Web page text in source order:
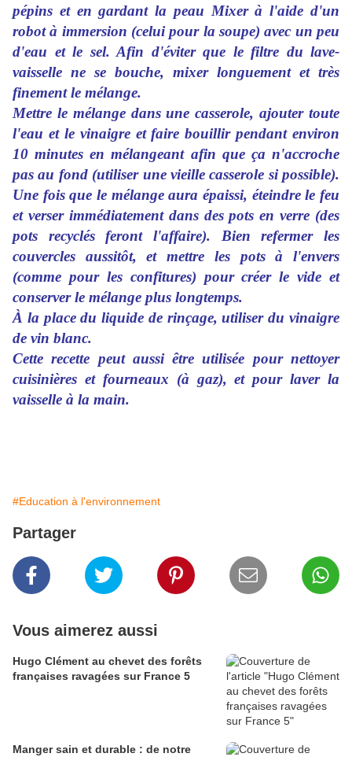
pépins et en gardant la peau Mixer à l'aide d'un
robot à immersion (celui pour la soupe) avec un peu
d'eau et le sel. Afin d'éviter que le filtre du lave-
vaisselle ne se bouche, mixer longuement et très
finement le mélange.
Mettre le mélange dans une casserole, ajouter toute
l'eau et le vinaigre et faire bouillir pendant environ
10 minutes en mélangeant afin que ça n'accroche
pas au fond (utiliser une vieille casserole si possible).
Une fois que le mélange aura épaissi, éteindre le feu
et verser immédiatement dans des pots en verre (des
pots recyclés feront l'affaire). Bien refermer les
couvercles aussitôt, et mettre les pots à l'envers
(comme pour les confitures) pour créer le vide et
conserver le mélange plus longtemps.
À la place du liquide de rinçage, utiliser du vinaigre
de vin blanc.
Cette recette peut aussi être utilisée pour nettoyer
cuisinières et fourneaux (à gaz), et pour laver la
vaisselle à la main.
#Education à l'environnement
Partager
Vous aimerez aussi
Hugo Clément au chevet des forêts
françaises ravagées sur France 5
Manger sain et durable : de notre